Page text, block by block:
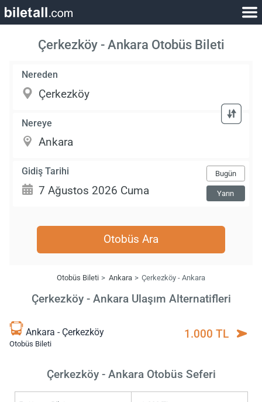
Çerkezköy - Ankara Otobüs Bileti
Nereden
Nereye
Gidiş Tarihi Bugün
Yarın
Otobüs Ara
Otobüs Bileti Ankara Çerkezköy - Ankara
Çerkezköy - Ankara Ulaşım Alternatifleri
Ankara - Çerkezköy
Otobüs Bileti
1.000 TL
Çerkezköy - Ankara Otobüs Seferi